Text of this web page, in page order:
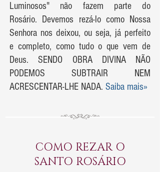
Luminosos" não fazem parte do
Rosário. Devemos rezá-lo como Nossa
Senhora nos deixou, ou seja, já perfeito
e completo, como tudo o que vem de
Deus. SENDO OBRA DIVINA NÃO
PODEMOS SUBTRAIR NEM
ACRESCENTAR-LHE NADA. Saiba mais»
COMO REZAR O
SANTO ROSÁRIO